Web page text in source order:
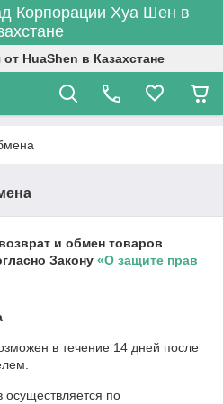
Корпорации Хуа Шен в
HuaShen в Казахстане
и обмен товаров
Закону «О защите прав
в течение 14 дней после
осуществляется по